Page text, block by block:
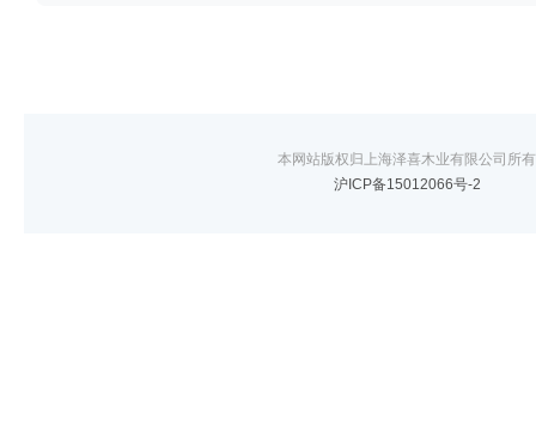
本网站版权归上海泽喜木业有限公司所有
沪ICP备15012066号-2